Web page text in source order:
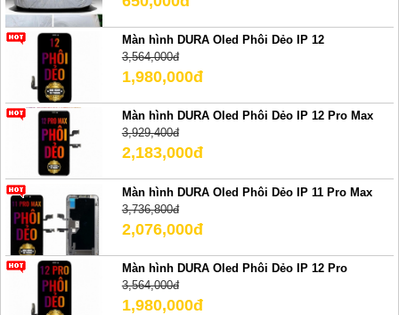
Màn hình DURA Oled Phôi Dẻo IP 12
3,564,000đ
1,980,000đ
Màn hình DURA Oled Phôi Dẻo IP 12 Pro Max
3,929,400đ
2,183,000đ
Màn hình DURA Oled Phôi Dẻo IP 11 Pro Max
3,736,800đ
2,076,000đ
Màn hình DURA Oled Phôi Dẻo IP 12 Pro
3,564,000đ
1,980,000đ